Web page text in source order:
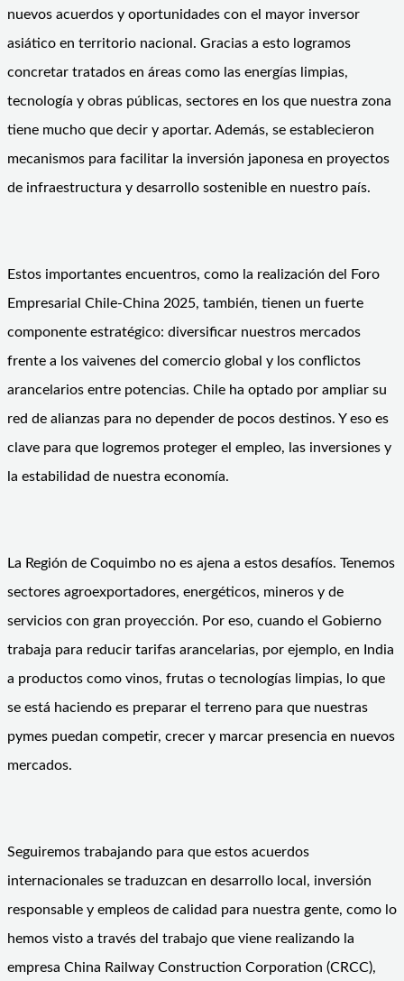
nuevos acuerdos y oportunidades con el mayor inversor
asiático en territorio nacional. Gracias a esto logramos
concretar tratados en áreas como las energías limpias,
tecnología y obras públicas, sectores en los que nuestra zona
tiene mucho que decir y aportar. Además, se establecieron
mecanismos para facilitar la inversión japonesa en proyectos
de infraestructura y desarrollo sostenible en nuestro país.
Estos importantes encuentros, como la realización del Foro
Empresarial Chile-China 2025, también, tienen un fuerte
componente estratégico: diversificar nuestros mercados
frente a los vaivenes del comercio global y los conflictos
arancelarios entre potencias. Chile ha optado por ampliar su
red de alianzas para no depender de pocos destinos. Y eso es
clave para que logremos proteger el empleo, las inversiones y
la estabilidad de nuestra economía.
La Región de Coquimbo no es ajena a estos desafíos. Tenemos
sectores agroexportadores, energéticos, mineros y de
servicios con gran proyección. Por eso, cuando el Gobierno
trabaja para reducir tarifas arancelarias, por ejemplo, en India
a productos como vinos, frutas o tecnologías limpias, lo que
se está haciendo es preparar el terreno para que nuestras
pymes puedan competir, crecer y marcar presencia en nuevos
mercados.
Seguiremos trabajando para que estos acuerdos
internacionales se traduzcan en desarrollo local, inversión
responsable y empleos de calidad para nuestra gente, como lo
hemos visto a través del trabajo que viene realizando la
empresa China Railway Construction Corporation (CRCC),